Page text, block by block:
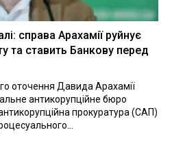
справа Арахамії руйнує
та ставить Банкову перед
оточення Давида Арахамії
антикорупційне бюро
прокуратура (САП)